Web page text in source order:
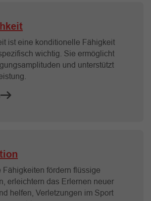
ist eine konditionelle Fähigkeit
wichtig. Sie ermöglicht
und unterstützt
Fähigkeiten fördern flüssige
erleichtern das Erlernen neuer
helfen, Verletzungen im Sport